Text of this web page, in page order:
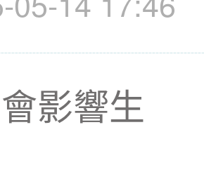
影響生